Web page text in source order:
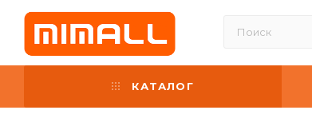
КАТАЛОГ